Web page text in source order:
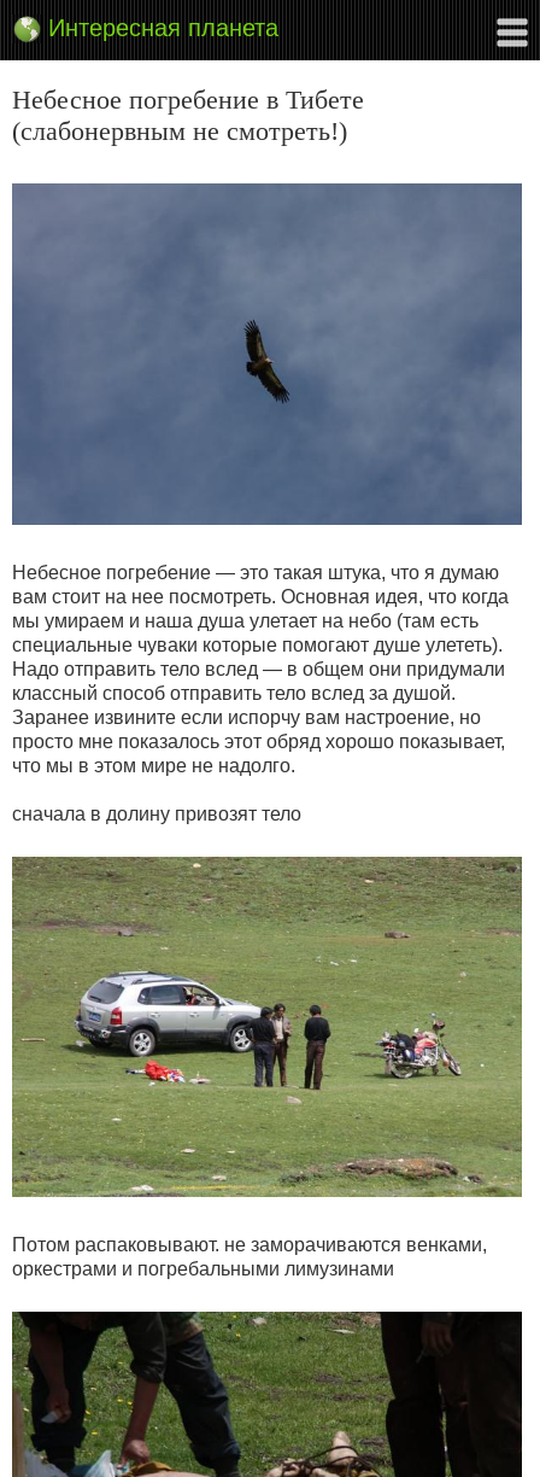
Интересная планета
Небесное погребение в Тибете
(слабонервным не смотреть!)
Небесное погребение — это такая штука, что я думаю
вам стоит на нее посмотреть. Основная идея, что когда
мы умираем и наша душа улетает на небо (там есть
специальные чуваки которые помогают душе улететь).
Надо отправить тело вслед — в общем они придумали
классный способ отправить тело вслед за душой.
Заранее извините если испорчу вам настроение, но
просто мне показалось этот обряд хорошо показывает,
что мы в этом мире не надолго.
сначала в долину привозят тело
Потом распаковывают. не заморачиваются венками,
оркестрами и погребальными лимузинами